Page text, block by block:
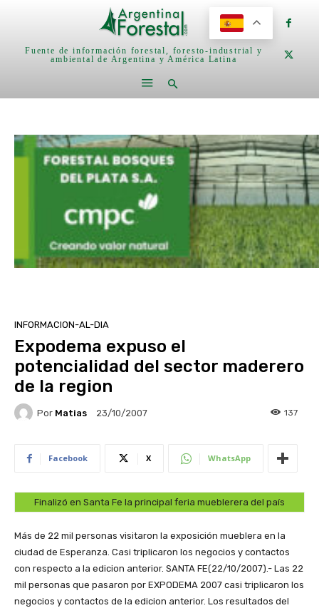
Fuente de información forestal, foresto-industrial y
ambiental de Argentina y América Latina
INFORMACION-AL-DIA
Expodema expuso el
potencialidad del sector maderero
de la region
Por Matias 23/10/2007 137
Facebook X WhatsApp
Finalizó en Santa Fe la principal feria mueblerera del país
Más de 22 mil personas visitaron la exposición mueblera en la
ciudad de Esperanza. Casi triplicaron los negocios y contactos
con respecto a la edicion anterior. SANTA FE(22/10/2007).- Las 22
mil personas que pasaron por EXPODEMA 2007 casi triplicaron los
negocios y contactos de la edicion anterior. Los resultados del